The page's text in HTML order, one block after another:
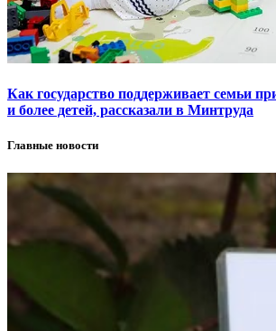
Как государство поддерживает семьи
и более детей, рассказали в Минтруда
Главные новости